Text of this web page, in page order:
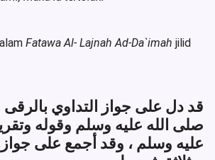
Fatawa Al- Lajnah Ad-Da`imah jilid
صلى الله عليه وسلم وقوله
عليه وسلم ، وقد أجمع على